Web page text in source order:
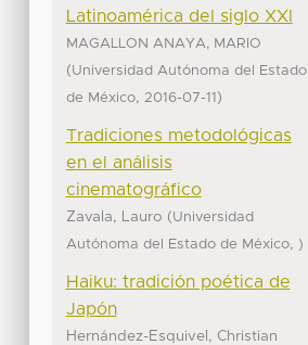
Latinoamérica del siglo XXI
MAGALLON ANAYA, MARIO
(Universidad Autónoma del Estado
de México, 2016-07-11 )
Tradiciones metodológicas
en el análisis
cinematográfico
Zavala, Lauro (Universidad
Autónoma del Estado de México, )
Haiku: tradición poética de
Japón
Hernández-Esquivel, Christian